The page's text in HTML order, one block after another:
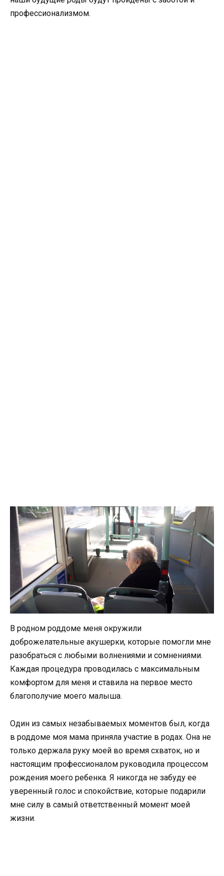
профессионализмом.
В родном роддоме меня окружили
доброжелательные акушерки, которые помогли мне
разобраться с любыми волнениями и сомнениями.
Каждая процедура проводилась с максимальным
комфортом для меня и ставила на первое место
благополучие моего малыша.
Один из самых незабываемых моментов был, когда
в роддоме моя мама приняла участие в родах. Она не
только держала руку моей во время схваток, но и
настоящим профессионалом руководила процессом
рождения моего ребенка. Я никогда не забуду ее
уверенный голос и спокойствие, которые подарили
мне силу в самый ответственный момент моей
жизни.